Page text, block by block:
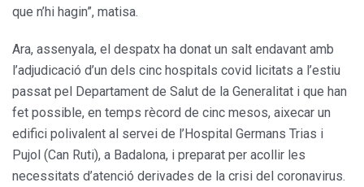
que n’hi hagin”, matisa.
Ara, assenyala, el despatx ha donat un salt endavant amb
l’adjudicació d’un dels cinc hospitals covid licitats a l’estiu
passat pel Departament de Salut de la Generalitat i que han
fet possible, en temps rècord de cinc mesos, aixecar un
edifici polivalent al servei de l’Hospital Germans Trias i
Pujol (Can Ruti), a Badalona, i preparat per acollir les
necessitats d’atenció derivades de la crisi del coronavirus.